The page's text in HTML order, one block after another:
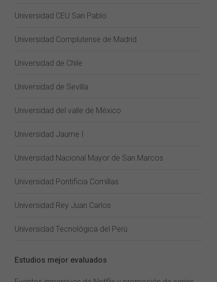
Universidad CEU San Pablo
Universidad Complutense de Madrid
Universidad de Chile
Universidad de Sevilla
Universidad del valle de México
Universidad Jaume I
Universidad Nacional Mayor de San Marcos
Universidad Pontificia Comillas
Universidad Rey Juan Carlos
Universidad Tecnológica del Perú
Estudios mejor evaluados